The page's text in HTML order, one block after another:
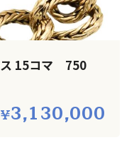
15コマ 750
3,130,000